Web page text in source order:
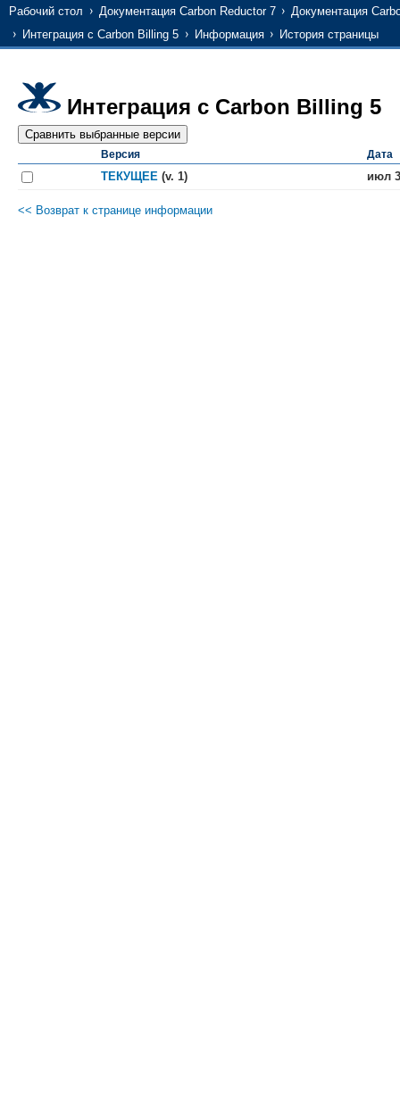
Рабочий стол Документация Carbon Reductor 7
Документация
Интеграция с Carbon Billing 5
Информация История страницы
Интеграция с Carbon Billing 5
Версия Дата
ТЕКУЩЕЕ (v. 1) июл
<< Возврат к странице информации